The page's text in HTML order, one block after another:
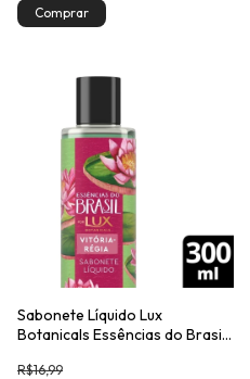
Sabonete Líquido Lux
Botanicals Essências do Brasil
R$16,99